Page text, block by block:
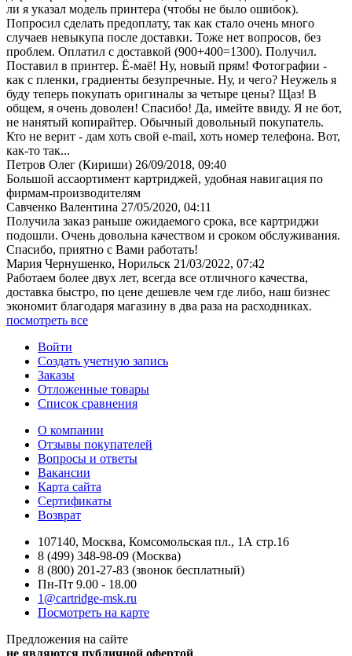
ли я указал модель принтера (чтобы не было ошибок).
Попросил сделать предоплату, так как стало очень много
случаев невыкупа после доставки. Тоже нет вопросов, без
проблем. Оплатил с доставкой (900+400=1300). Получил.
Поставил в принтер. Ё-маё! Ну, новый прям! Фотографии -
как с пленки, градиенты безупречные. Ну, и чего? Неужель я
буду теперь покупать оригиналы за четыре цены? Щаз! В
общем, я очень доволен! Спасибо! Да, имейте ввиду. Я не бот,
не нанятый копирайтер. Обычный довольный покупатель.
Кто не верит - дам хоть свой e-mail, хоть номер телефона. Вот,
как-то так...
Петров Олег (Кириши) 26/09/2018, 09:40
Большой ассаортимент картриджей, удобная навигация по
фирмам-производителям
Савченко Валентина 27/05/2020, 04:11
Получила заказ раньше ожидаемого срока, все картриджи
подошли. Очень довольна качеством и сроком обслуживания.
Спасибо, приятно с Вами работать!
Мария Чернушенко, Норильск 21/03/2022, 07:42
Работаем более двух лет, всегда все отличного качества,
доставка быстро, по цене дешевле чем где либо, наш бизнес
экономит благодаря магазину в два раза на расходниках.
посмотреть все
Войти
Создать учетную запись
Заказы
Отложенные товары
Список сравнения
О компании
Отзывы покупателей
Вопросы и ответы
Вакансии
Карта сайта
Сертификаты
Возврат
107140, Москва, Комсомольская пл., 1А стр.16
8 (499) 348-98-09 (Москва)
8 (800) 201-27-83 (звонок бесплатный)
Пн-Пт 9.00 - 18.00
1@cartridge-msk.ru
Посмотреть на карте
Предложения на сайте